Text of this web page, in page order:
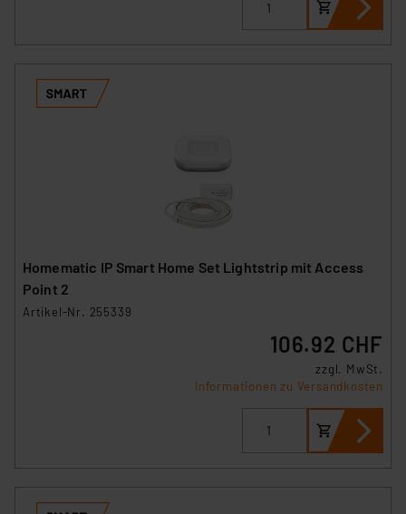
Homematic IP Smart Home Set Lightstrip mit Access
Point 2
Artikel-Nr. 255339
106.92 CHF
zzgl. MwSt.
Informationen zu Versandkosten